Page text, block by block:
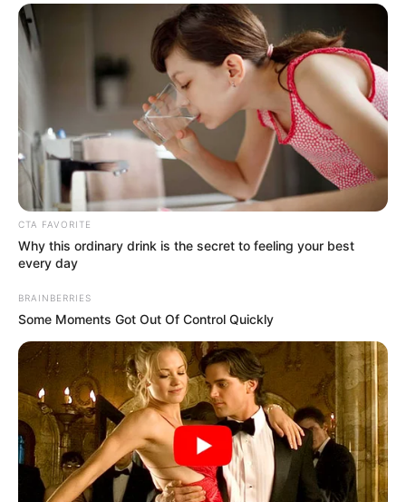
CTA FAVORITE
Why this ordinary drink is the secret to feeling your best
every day
BRAINBERRIES
Some Moments Got Out Of Control Quickly